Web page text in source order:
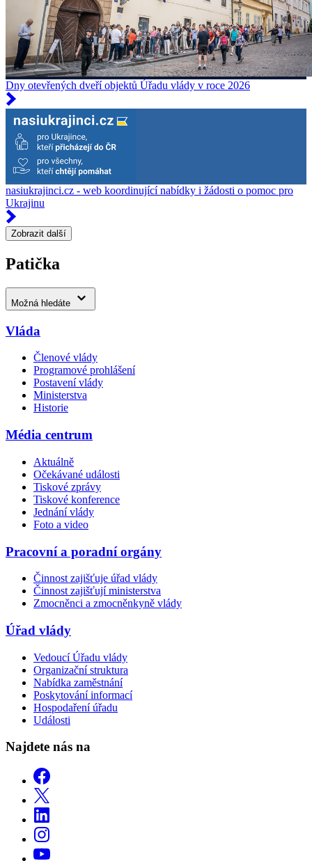
Dny otevřených dveří objektů Úřadu vlády v roce 2026
nasiukrajinci.cz - web koordinující nabídky i žádosti o pomoc pro
Ukrajinu
Zobrazit další
Patička
Možná hledáte
Vláda
Členové vlády
Programové prohlášení
Postavení vlády
Ministerstva
Historie
Média centrum
Aktuálně
Očekávané události
Tiskové zprávy
Tiskové konference
Jednání vlády
Foto a video
Pracovní a poradní orgány
Činnost zajišťuje úřad vlády
Činnost zajišťují ministerstva
Zmocněnci a zmocněnkyně vlády
Úřad vlády
Vedoucí Úřadu vlády
Organizační struktura
Nabídka zaměstnání
Poskytování informací
Hospodaření úřadu
Události
Najdete nás na